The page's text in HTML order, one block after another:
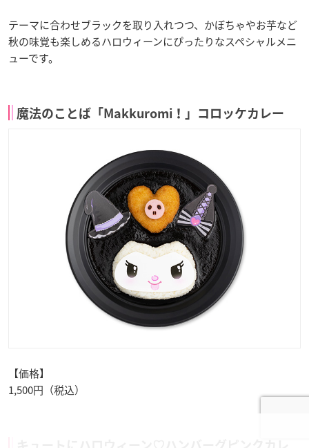
テーマに合わせブラックを取り入れつつ、かぼちゃやお芋など
秋の味覚も楽しめるハロウィーンにぴったりなスペシャルメニ
ューです。
魔法のことば「Makkuromi！」コロッケカレー
【価格】
1,500円（税込）